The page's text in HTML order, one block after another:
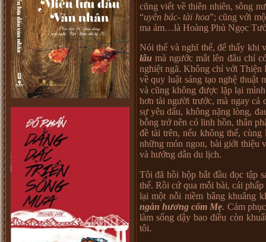
cũng viết về thiên nhiên, sông
“uyên bác- tài hoa”; cũng với
ma ám…là Hoàng Phủ Ngọc
Nói thế và nghĩ thế, để thấy khi
lâu mà ngước mắt lên đâu chỉ
nghiệt ngã. Không chỉ với Thiện
về quy luật sáng tạo nghệ thuật
và cũng không được lặp lại
hơn tài người trước, mà ngay cả
sự yêu dấu, không nặng lòng,
bỗng trở nên có linh hồn, thân
đề tài trên, nếu không thế,
những món ngon, bài giới thiệu
và hướng dẫn du lịch.
Tôi đã hồi hộp bắt đầu đọc tập
thế. Rồi cứ qua mỗi bài, cái
lại một nỗi niềm bâng khuâng
ngàn hương cốm Mẹ. Cảm
làm sống dậy bao điều còn
tôi.